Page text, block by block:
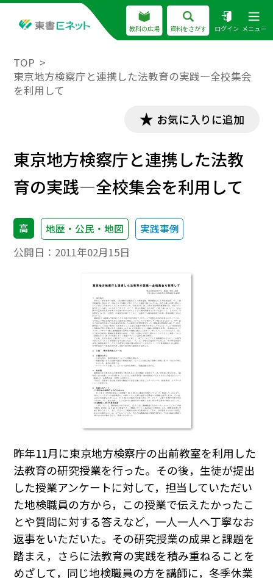
教科の広場 資料をさがす ログイン メニュー
TOP
東京地方検察庁と連携した法教育の実践―全校集会
を利用して
お気に入りに追加
東京地方検察庁と連携した法教
育の実践―全校集会を利用して
高 地歴・公民・地図 実践事例
公開日： 2011年02月15日
昨年11月に東京地方検察庁の出前教室を利用した
法教育の研究授業を行った。その後，生徒が提出
した授業アンケートに対して，担当していただい
た地検職員の方から，この授業で伝えたかったこ
とや質問に対する答えなど，一人一人へ丁寧なお
返事をいただいた。その研究授業の成果と課題を
踏まえ，さらに法教育の実践を積み重ねることを
めざして，同じ地検職員の方を講師に，冬季休業